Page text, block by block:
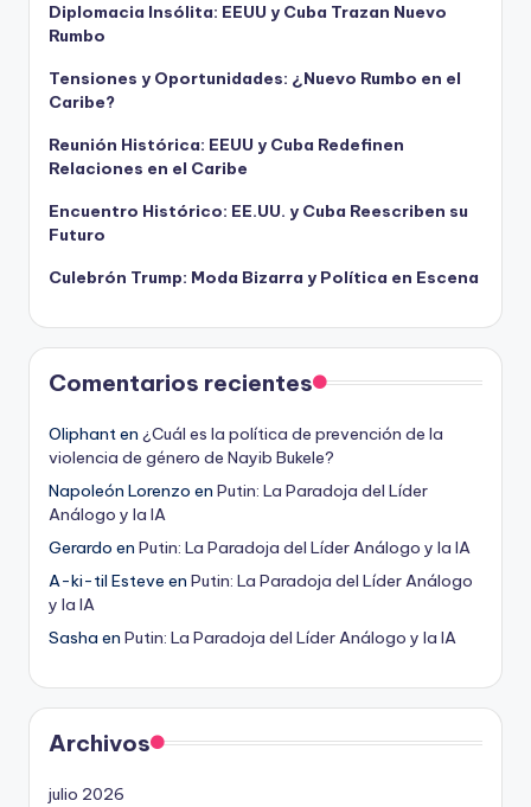
Diplomacia Insólita: EEUU y Cuba Trazan Nuevo
Rumbo
Tensiones y Oportunidades: ¿Nuevo Rumbo en el
Caribe?
Reunión Histórica: EEUU y Cuba Redefinen
Relaciones en el Caribe
Encuentro Histórico: EE.UU. y Cuba Reescriben su
Futuro
Culebrón Trump: Moda Bizarra y Política en Escena
Comentarios recientes
Oliphanten ¿Cuál es la política de prevención de la
violencia de género de Nayib Bukele?
Napoleón Lorenzo en Putin: La Paradoja del Líder
Análogo y la IA
Gerardo en Putin: La Paradoja del Líder Análogo y la IA
A-ki-til Esteve en Putin: La Paradoja del Líder Análogo
y la IA
Sasha en Putin: La Paradoja del Líder Análogo y la IA
Archivos
julio 2026